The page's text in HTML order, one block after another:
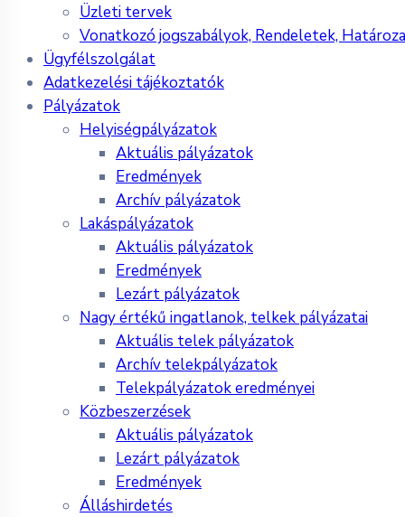
Üzleti tervek
Vonatkozó jogszabályok, Rendeletek,
Ügyfélszolgálat
Adatkezelési tájékoztatók
Pályázatok
Helyiségpályázatok
Aktuális pályázatok
Eredmények
Archív pályázatok
Lakáspályázatok
Aktuális pályázatok
Eredmények
Lezárt pályázatok
Nagy értékű ingatlanok, telkek pályázatai
Aktuális telek pályázatok
Archív telekpályázatok
Telekpályázatok eredményei
Közbeszerzések
Aktuális pályázatok
Lezárt pályázatok
Eredmények
Álláshirdetés